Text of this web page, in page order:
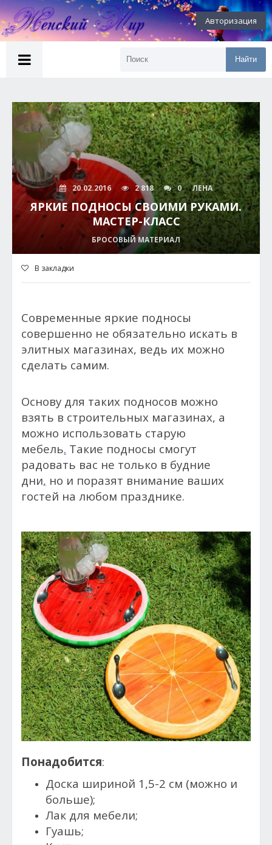
Авторизация
Найти
20.02.2016 2 818 0 ЛЕНА
ЯРКИЕ ПОДНОСЫ СВОИМИ РУКАМИ.
МАСТЕР-КЛАСС
БРОСОВЫЙ МАТЕРИАЛ
В закладки
Современные яркие подносы
совершенно не обязательно искать в
элитных магазинах, ведь их можно
сделать самим.
Основу для таких подносов можно
взять в строительных магазинах, а
можно использовать старую
мебель. Такие подносы смогут
радовать вас не только в будние
дни, но и поразят внимание ваших
гостей на любом празднике.
Понадобится:
Доска шириной 1,5-2 см (можно и
больше);
Лак для мебели;
Гуашь;